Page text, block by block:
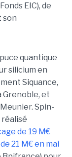
EIC), de
son
quantique
silicium en
Siquance,
Grenoble, et
Spin-
réalisé
de 19 M€
21 M€ en mai